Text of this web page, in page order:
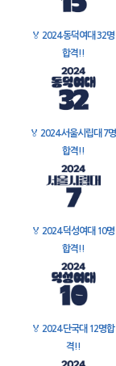
🏅 2024 동덕여대 32명
합격!!
🏅 2024 서울시립대 7명
합격!!
🏅 2024 덕성여대 10명
합격!!
🏅 2024 단국대 12명합
격!!